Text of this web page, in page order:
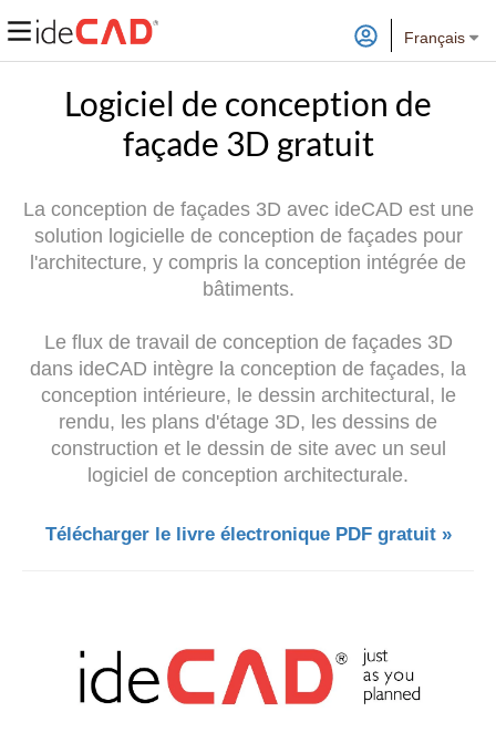
Français
Logiciel de conception de
façade 3D gratuit
La conception de façades 3D avec ideCAD est une
solution logicielle de conception de façades pour
l'architecture, y compris la conception intégrée de
bâtiments.
Le flux de travail de conception de façades 3D
dans ideCAD intègre la conception de façades, la
conception intérieure, le dessin architectural, le
rendu, les plans d'étage 3D, les dessins de
construction et le dessin de site avec un seul
logiciel de conception architecturale.
Télécharger le livre électronique PDF gratuit »